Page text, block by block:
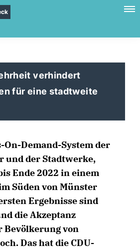
verhindert
für eine stadtweite
On-Demand-System der
und der Stadtwerke,
Ende 2022 in einem
Süden von Münster
Ergebnisse sind
die Akzeptanz
Bevölkerung von
Das hat die CDU-